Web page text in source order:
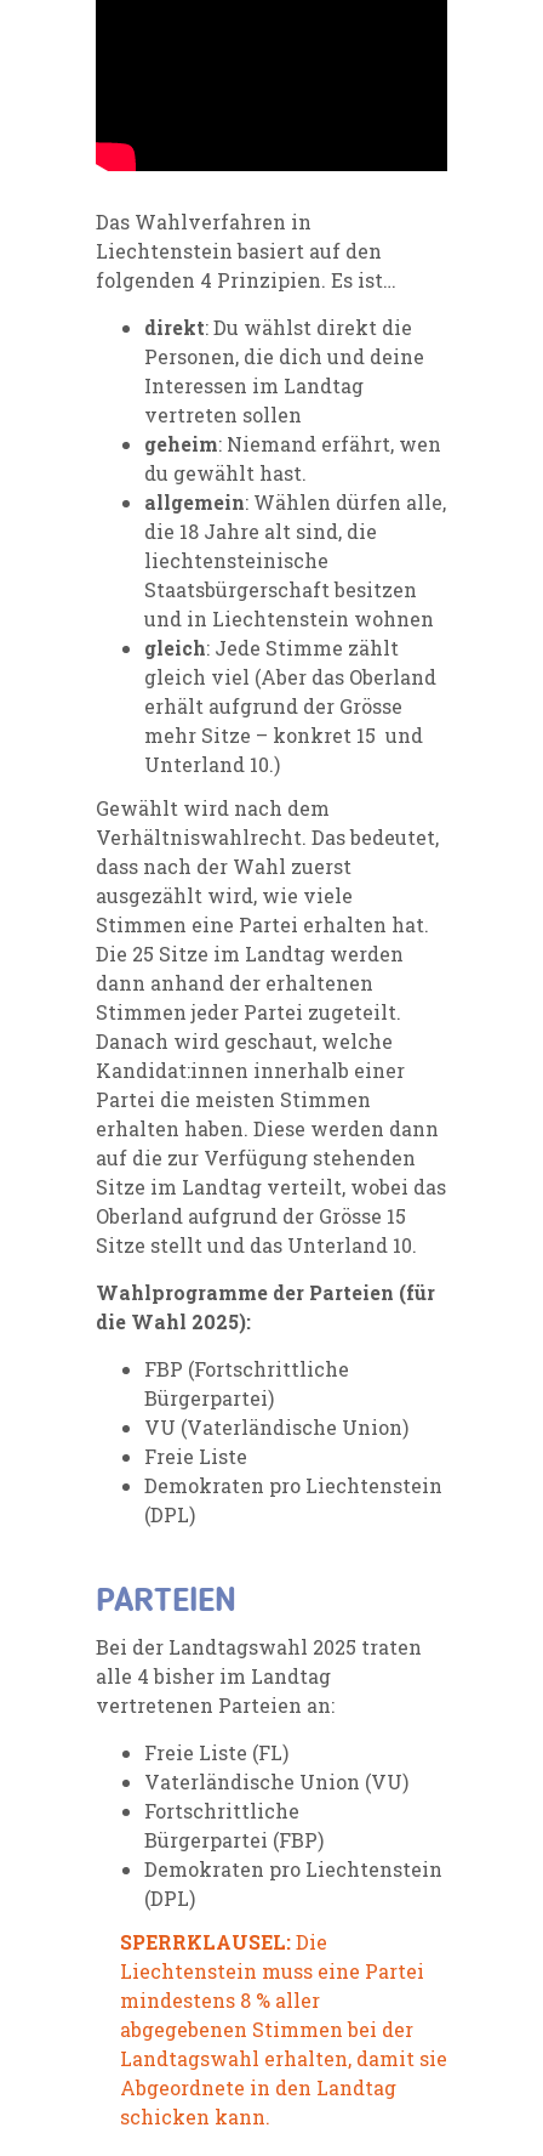
Das Wahlverfahren in
Liechtenstein basiert auf den
folgenden 4 Prinzipien. Es ist…
direkt: Du wählst direkt die
Personen, die dich und deine
Interessen im Landtag
vertreten sollen
geheim: Niemand erfährt, wen
du gewählt hast.
allgemein: Wählen dürfen alle,
die 18 Jahre alt sind, die
liechtensteinische
Staatsbürgerschaft besitzen
und in Liechtenstein wohnen
gleich: Jede Stimme zählt
gleich viel (Aber das Oberland
erhält aufgrund der Grösse
mehr Sitze – konkret 15 und
Unterland 10.)
Gewählt wird nach dem
Verhältniswahlrecht. Das bedeutet,
dass nach der Wahl zuerst
ausgezählt wird, wie viele
Stimmen eine Partei erhalten hat.
Die 25 Sitze im Landtag werden
dann anhand der erhaltenen
Stimmen jeder Partei zugeteilt.
Danach wird geschaut, welche
Kandidat:innen innerhalb einer
Partei die meisten Stimmen
erhalten haben. Diese werden dann
auf die zur Verfügung stehenden
Sitze im Landtag verteilt, wobei das
Oberland aufgrund der Grösse 15
Sitze stellt und das Unterland 10.
Wahlprogramme der Parteien (für
die Wahl 2025):
FBP (Fortschrittliche
Bürgerpartei)
VU (Vaterländische Union)
Freie Liste
Demokraten pro Liechtenstein
(DPL)
PARTEIEN
Bei der Landtagswahl 2025 traten
alle 4 bisher im Landtag
vertretenen Parteien an:
Freie Liste (FL)
Vaterländische Union (VU)
Fortschrittliche
Bürgerpartei (FBP)
Demokraten pro Liechtenstein
(DPL)
SPERRKLAUSEL:Die
Liechtenstein muss eine Partei
mindestens 8 % aller
abgegebenen Stimmen bei der
Landtagswahl erhalten, damit sie
Abgeordnete in den Landtag
schicken kann.